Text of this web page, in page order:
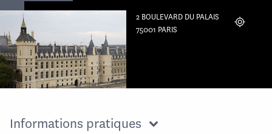
2 BOULEVARD DU PALAIS
75001 PARIS
Localiser
Informations pratiques